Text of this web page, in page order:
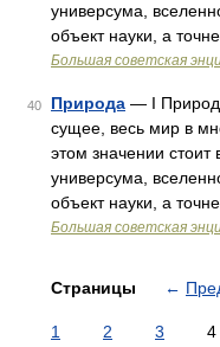
универсума,
объект науки, а
Большая советская
40 Природа — I
сущее, весь мир в
этом значении
универсума,
объект науки, а
Большая советская
Страницы ←
1 2 3 4